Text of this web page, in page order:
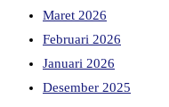
Maret 2026
Februari 2026
Januari 2026
Desember 2025